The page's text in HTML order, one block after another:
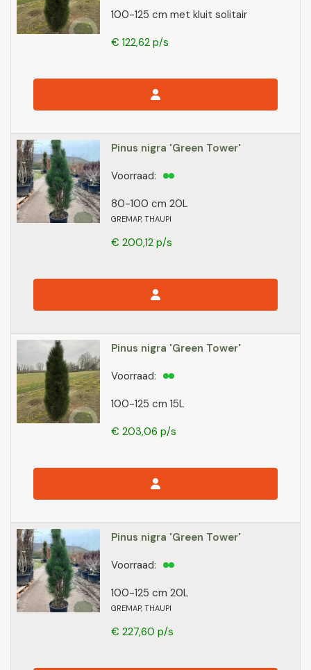
100-125 cm met kluit solitair
€ 122,62 p/s
Pinus nigra 'Green Tower'
80-100 cm 20L
GREMAP, THAUPI
Voorraad:
€ 200,12 p/s
Pinus nigra 'Green Tower'
100-125 cm 15L
Voorraad:
€ 203,06 p/s
Pinus nigra 'Green Tower'
100-125 cm 20L
GREMAP, THAUPI
Voorraad:
€ 227,60 p/s